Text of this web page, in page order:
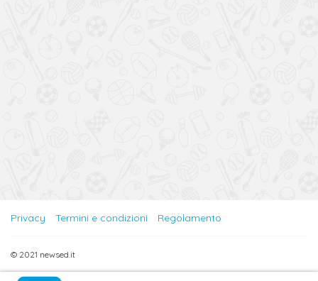
Privacy Termini e condizioni Regolamento
© 2021 newsed.it